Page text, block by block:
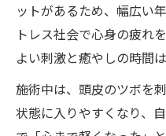
ットがあるため、幅広い
トレス社会で心身の疲れ
よい刺激と癒やしの時間
施術中は、頭皮のツボを
状態に入りやすくなり、